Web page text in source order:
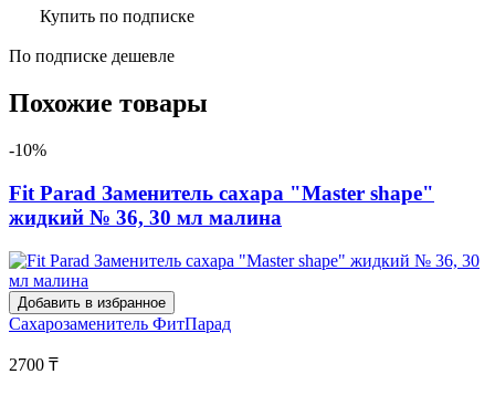
Купить по подписке
По подписке дешевле
Похожие товары
-10%
Fit Parad Заменитель сахара "Master shape"
жидкий № 36, 30 мл малина
Добавить в избранное
Сахарозаменитель ФитПарад
2700 ₸